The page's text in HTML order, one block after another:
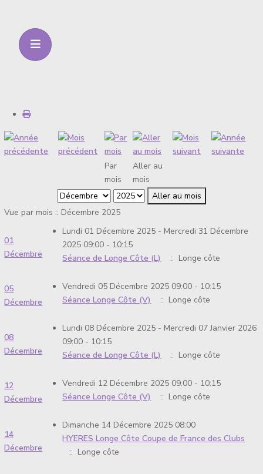
Par
mois
Aller au
mois
Aller au mois
Vue par mois :: Décembre 2025
01
Décembre
Lundi 01 Décembre 2025 - Mercredi 31 Décembre
2025 09:00 - 10:15
Séance de Longe Côte (L)
:: Longe côte
05
Décembre
Vendredi 05 Décembre 2025 09:00 - 10:15
Séance Longe Côte (V)
:: Longe côte
08
Décembre
Lundi 08 Décembre 2025 - Mercredi 07 Janvier 2026
09:00 - 10:15
Séance de Longe Côte (L)
:: Longe côte
12
Décembre
Vendredi 12 Décembre 2025 09:00 - 10:15
Séance Longe Côte (V)
:: Longe côte
14
Décembre
Dimanche 14 Décembre 2025 08:00
HYERES Longe Côte Coupe de France des Clubs
:: Longe côte